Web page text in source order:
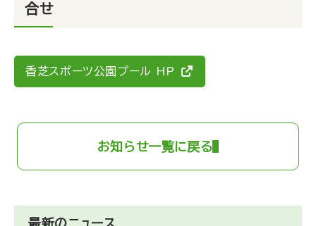
合せ
香芝スポーツ公園プール HP
お知らせ一覧に戻る
最新のニュース